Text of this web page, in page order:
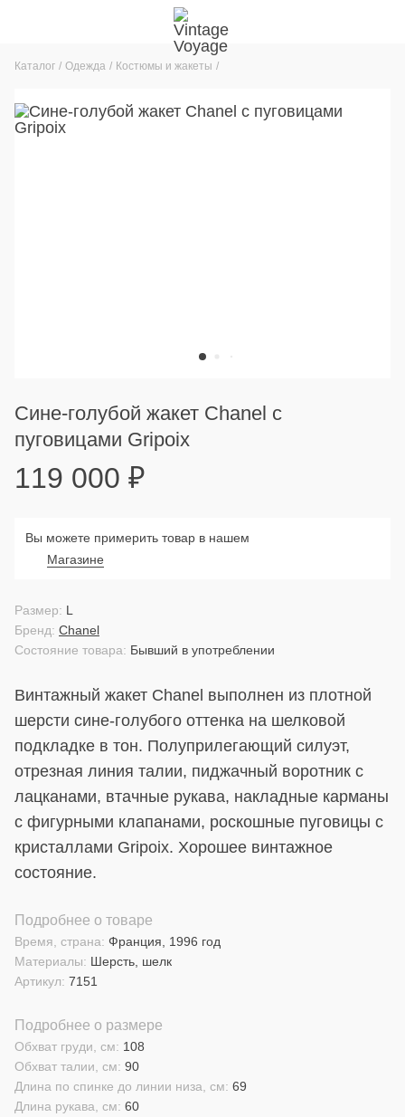
Каталог Одежда Костюмы и жакеты
Сине-голубой жакет Chanel с
пуговицами Gripoix
119 000 ₽
Вы можете примерить товар в нашем
Магазине
Состояние товара: Бывший в употреблении
Бренд: Chanel
Размер: L
Винтажный жакет Chanel выполнен из плотной
шерсти сине-голубого оттенка на шелковой
подкладке в тон. Полуприлегающий силуэт,
отрезная линия талии, пиджачный воротник с
лацканами, втачные рукава, накладные карманы
с фигурными клапанами, роскошные пуговицы с
кристаллами Gripoix. Хорошее винтажное
состояние.
Подробнее о товаре
Материалы: Шерсть, шелк
Время, страна: Франция, 1996 год
Артикул: 7151
Подробнее о размере
Длина рукава, см: 60
Длина по спинке до линии низа, см: 69
Обхват талии, см: 90
Обхват груди, см: 108